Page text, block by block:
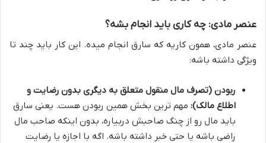
عنصر مادی: چه کاری باید انجام بشه؟
عنصر مادی، همون کاریه که سارق انجام میده. این کار باید چند تا
ویژگی داشته باشه:
ربودن (تصرف مال منقول متعلق به دیگری بدون رضایت و
اطلاع مالک): مهم ترین بخش همین ربودن هست. یعنی سارق
باید مال رو از چنگ صاحبش دربیاره، بدون اینکه صاحب مال
راضی باشه یا حتی خبر داشته باشه. اگه با اجازه یا رضایت